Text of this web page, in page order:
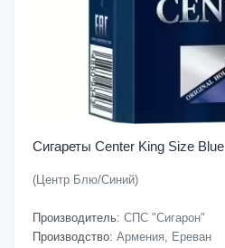
Сигареты Center King Size Blue
(Центр Блю/Синий)
Производитель: СПС "Сигарон"
Производство: Армения, Ереван